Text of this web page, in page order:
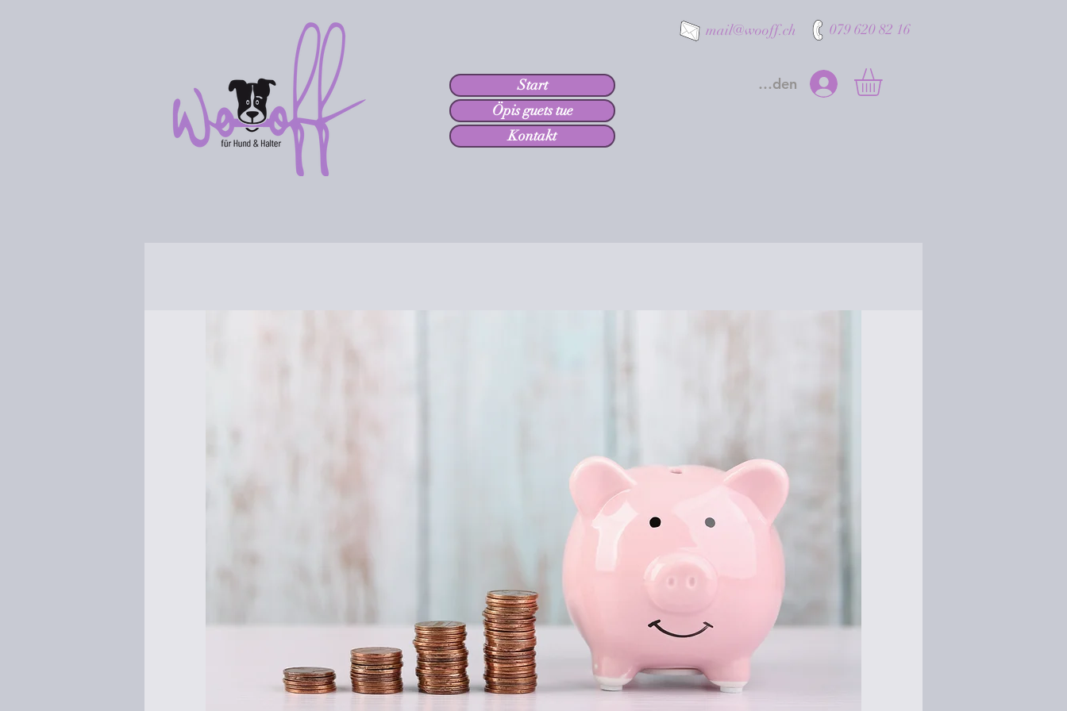
Start
Öpis guets tue
Kontakt
mail@wooff.ch 079 620 82 16
Anmelden